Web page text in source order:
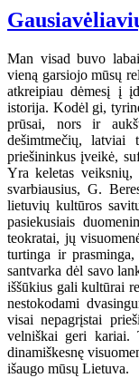
Man visad buvo
vieną garsiojo mūsų
atkreipiau dėmesį į
istorija. Kodėl gi,
prūsai, nors ir
dešimtmečių,
priešininkus įveikė,
Yra keletas
svarbiausius, G.
lietuvių kultūros
pasiekusiais
teokratai, jų
turtinga ir
santvarka dėl savo
iššūkius gali kultūrai
nestokodami
visai nepagrįstai
velniškai geri
dinamiškesnę
išaugo mūsų Lietuva.